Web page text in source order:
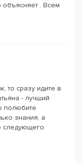
объясняет . Всем
то сразу идите в
- лучший
полюбите
знания, а
следующего